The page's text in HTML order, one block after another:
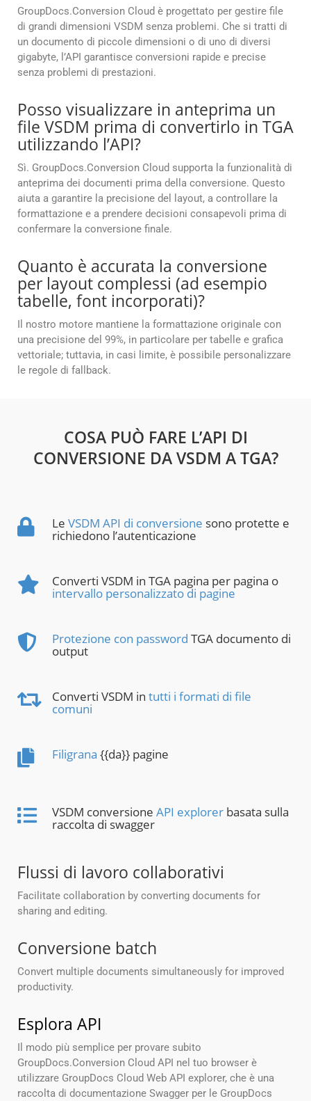
GroupDocs.Conversion Cloud è progettato per gestire file
di grandi dimensioni VSDM senza problemi. Che si tratti di
un documento di piccole dimensioni o di uno di diversi
gigabyte, l’API garantisce conversioni rapide e precise
senza problemi di prestazioni.
Posso visualizzare in anteprima un
file VSDM prima di convertirlo in TGA
utilizzando l’API?
Sì. GroupDocs.Conversion Cloud supporta la funzionalità di
anteprima dei documenti prima della conversione. Questo
aiuta a garantire la precisione del layout, a controllare la
formattazione e a prendere decisioni consapevoli prima di
confermare la conversione finale.
Quanto è accurata la conversione
per layout complessi (ad esempio
tabelle, font incorporati)?
Il nostro motore mantiene la formattazione originale con
una precisione del 99%, in particolare per tabelle e grafica
vettoriale; tuttavia, in casi limite, è possibile personalizzare
le regole di fallback.
COSA PUÒ FARE L’API DI
CONVERSIONE DA VSDM A TGA?
Le VSDM API di conversione sono protette e
richiedono l’autenticazione
Converti VSDM in TGA pagina per pagina o
intervallo personalizzato di pagine
Protezione con password TGA documento di
output
Converti VSDM in tutti i formati di file
comuni
Filigrana {{da}} pagine
VSDM conversione API explorer basata sulla
raccolta di swagger
Flussi di lavoro collaborativi
Facilitate collaboration by converting documents for
sharing and editing.
Conversione batch
Convert multiple documents simultaneously for improved
productivity.
Esplora API
Il modo più semplice per provare subito
GroupDocs.Conversion Cloud API nel tuo browser è
utilizzare GroupDocs Cloud Web API explorer, che è una
raccolta di documentazione Swagger per le GroupDocs